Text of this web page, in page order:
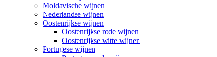
Moldavische wijnen
Nederlandse wijnen
Oostenrijkse wijnen
Oostenrijkse rode wijnen
Oostenrijkse witte wijnen
Portugese wijnen